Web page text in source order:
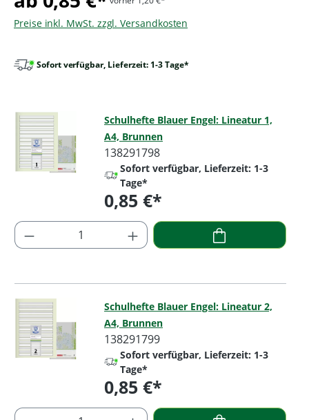
Preise inkl. MwSt. zzgl. Versandkosten
Sofort verfügbar, Lieferzeit: 1-3 Tage*
Schulhefte Blauer Engel: Lineatur 1,
A4, Brunnen
138291798
Sofort verfügbar, Lieferzeit: 1-3
Tage*
Regulärer Preis:
0,85 €*
Produkt Anzahl: Gib den gewünschten
Schulhefte Blauer Engel: Lineatur 2,
A4, Brunnen
138291799
Sofort verfügbar, Lieferzeit: 1-3
Tage*
Regulärer Preis:
0,85 €*